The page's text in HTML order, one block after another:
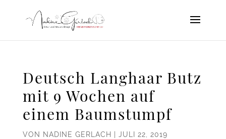
Deutsch Langhaar Butz
mit 9 Wochen auf
einem Baumstumpf
VON NADINE GERLACH JULI 22, 2019